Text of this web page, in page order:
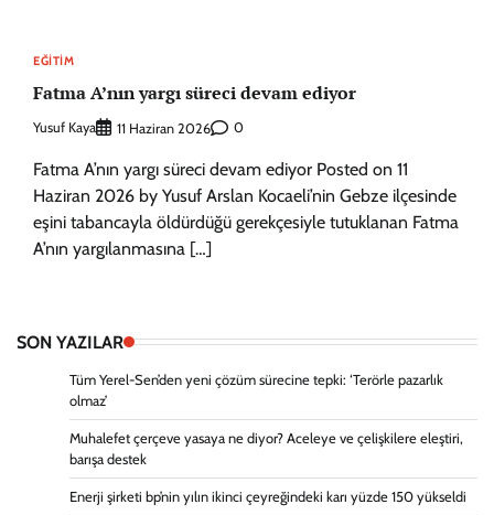
EĞITIM
Fatma A’nın yargı süreci devam ediyor
Yusuf Kaya 11 Haziran 2026 0
Fatma A’nın yargı süreci devam ediyor Posted on 11
Haziran 2026 by Yusuf Arslan Kocaeli’nin Gebze ilçesinde
eşini tabancayla öldürdüğü gerekçesiyle tutuklanan Fatma
A’nın yargılanmasına […]
SON YAZILAR
Tüm Yerel-Sen’den yeni çözüm sürecine tepki: ‘Terörle pazarlık
olmaz’
Muhalefet çerçeve yasaya ne diyor? Aceleye ve çelişkilere eleştiri,
barışa destek
Enerji şirketi bp’nin yılın ikinci çeyreğindeki karı yüzde 150 yükseldi